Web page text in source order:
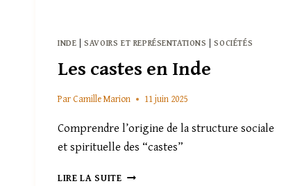
INDE |SAVOIRS ET REPRÉSENTATIONS |SOCIÉTÉS
Les castes en Inde
Par Camille Marion 11 juin 2025
Comprendre l’origine de la structure sociale
et spirituelle des “castes”
LIRE LA SUITELES